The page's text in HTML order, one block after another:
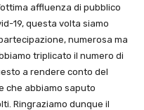
affluenza di pubblico
19, questa volta siamo
numerosa ma
triplicato il numero di
a rendere conto del
che abbiamo saputo
Ringraziamo dunque il